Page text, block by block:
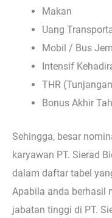
Makan
Uang
Mobil / Bus
Intensif
THR
Bonus Akhir
Sehingga, besar
karyawan PT. Sierad
dalam daftar tabel
Apabila anda berhasil
jabatan tinggi di PT.